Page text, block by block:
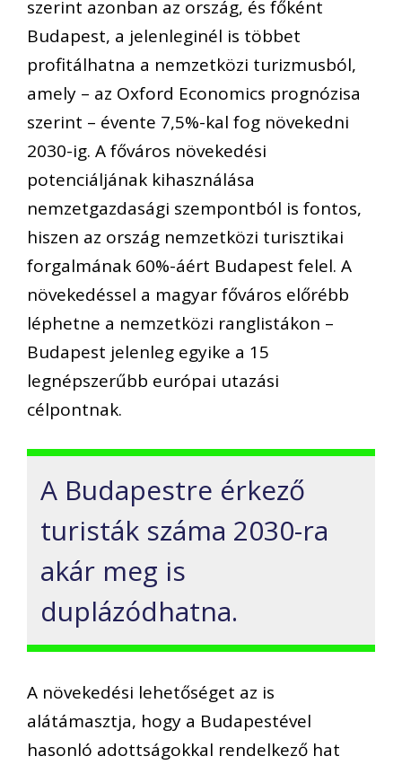
szerint azonban az ország, és főként
Budapest, a jelenleginél is többet
profitálhatna a nemzetközi turizmusból,
amely – az Oxford Economics prognózisa
szerint – évente 7,5%-kal fog növekedni
2030-ig. A főváros növekedési
potenciáljának kihasználása
nemzetgazdasági szempontból is fontos,
hiszen az ország nemzetközi turisztikai
forgalmának 60%-áért Budapest felel. A
növekedéssel a magyar főváros előrébb
léphetne a nemzetközi ranglistákon –
Budapest jelenleg egyike a 15
legnépszerűbb európai utazási
célpontnak.
A Budapestre érkező
turisták száma 2030-ra
akár meg is
duplázódhatna.
A növekedési lehetőséget az is
alátámasztja, hogy a Budapestével
hasonló adottságokkal rendelkező hat